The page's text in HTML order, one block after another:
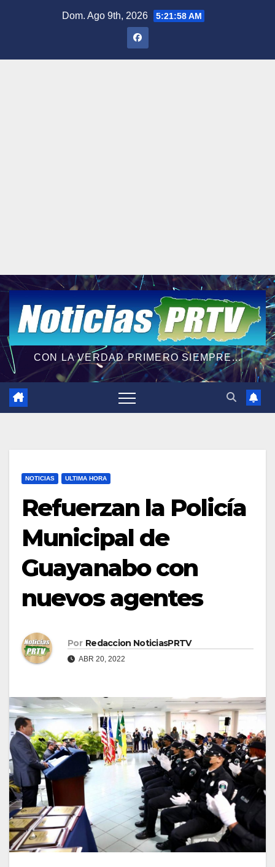
Dom. Ago 9th, 2026 5:21:59 AM
CON LA VERDAD PRIMERO SIEMPRE...
NOTICIAS ULTIMA HORA
Refuerzan la Policía
Municipal de
Guayanabo con
nuevos agentes
Por Redaccion NoticiasPRTV
ABR 20, 2022